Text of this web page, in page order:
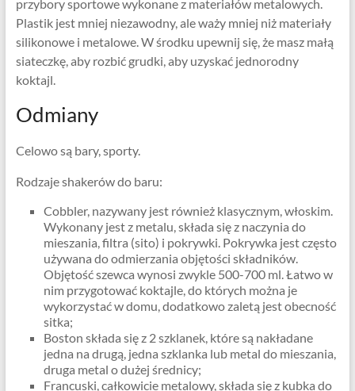
przybory sportowe wykonane z materiałów metalowych.
Plastik jest mniej niezawodny, ale waży mniej niż materiały
silikonowe i metalowe. W środku upewnij się, że masz małą
siateczkę, aby rozbić grudki, aby uzyskać jednorodny
koktajl.
Odmiany
Celowo są bary, sporty.
Rodzaje shakerów do baru:
Cobbler, nazywany jest również klasycznym, włoskim.
Wykonany jest z metalu, składa się z naczynia do
mieszania, filtra (sito) i pokrywki. Pokrywka jest często
używana do odmierzania objętości składników.
Objętość szewca wynosi zwykle 500-700 ml. Łatwo w
nim przygotować koktajle, do których można je
wykorzystać w domu, dodatkowo zaletą jest obecność
sitka;
Boston składa się z 2 szklanek, które są nakładane
jedna na drugą, jedna szklanka lub metal do mieszania,
druga metal o dużej średnicy;
Francuski, całkowicie metalowy, składa się z kubka do